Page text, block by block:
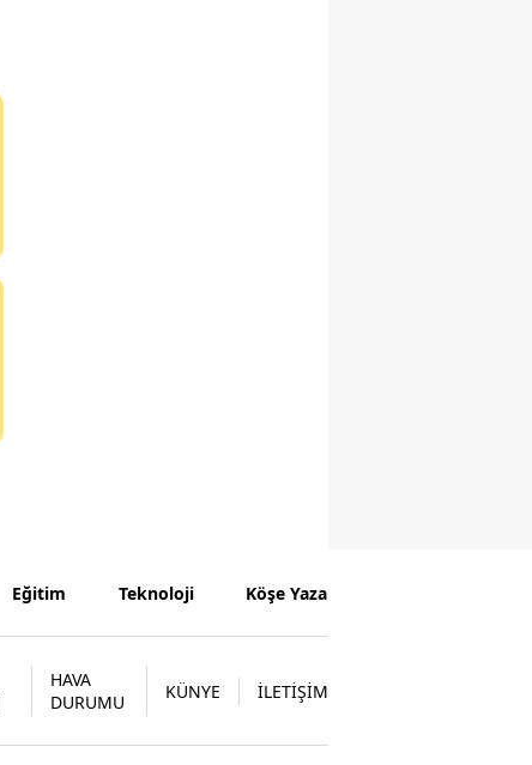
Eğitim Teknoloji Köşe Yazarları
HAVA
DURUMU
KÜNYE İLETİŞİM